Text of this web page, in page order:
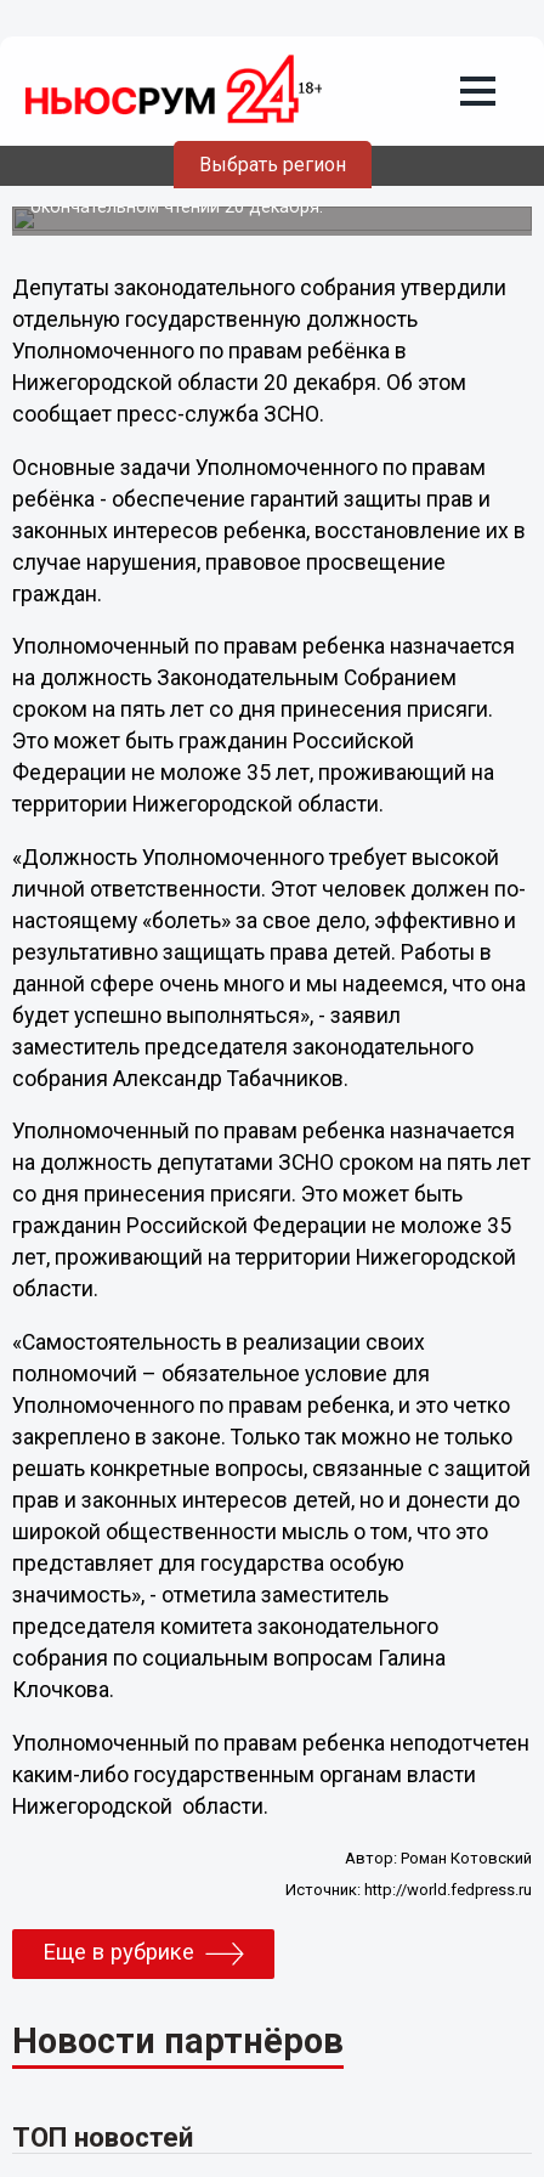
Выбрать регион
государственную должность
Уполномоченного по правам ребёнка в
Нижегородской области
Закон «Об Уполномоченном по правам ребёнка в
Нижегородской области» принят во втором
окончательном чтении 20 декабря.
Депутаты законодательного собрания утвердили
отдельную государственную должность
Уполномоченного по правам ребёнка в
Нижегородской области 20 декабря. Об этом
сообщает пресс-служба ЗСНО.
Основные задачи Уполномоченного по правам
ребёнка - обеспечение гарантий защиты прав и
законных интересов ребенка, восстановление их в
случае нарушения, правовое просвещение
граждан.
Уполномоченный по правам ребенка назначается
на должность Законодательным Собранием
сроком на пять лет со дня принесения присяги.
Это может быть гражданин Российской
Федерации не моложе 35 лет, проживающий на
территории Нижегородской области.
«Должность Уполномоченного требует высокой
личной ответственности. Этот человек должен по-
настоящему «болеть» за свое дело, эффективно и
результативно защищать права детей. Работы в
данной сфере очень много и мы надеемся, что она
будет успешно выполняться», - заявил
заместитель председателя законодательного
собрания Александр Табачников.
Уполномоченный по правам ребенка назначается
на должность депутатами ЗСНО сроком на пять лет
со дня принесения присяги. Это может быть
гражданин Российской Федерации не моложе 35
лет, проживающий на территории Нижегородской
области.
«Самостоятельность в реализации своих
полномочий – обязательное условие для
Уполномоченного по правам ребенка, и это четко
закреплено в законе. Только так можно не только
решать конкретные вопросы, связанные с защитой
прав и законных интересов детей, но и донести до
широкой общественности мысль о том, что это
представляет для государства особую
значимость», - отметила заместитель
председателя комитета законодательного
собрания по социальным вопросам Галина
Клочкова.
Уполномоченный по правам ребенка неподотчетен
каким-либо государственным органам власти
Нижегородской области.
Автор:Роман Котовский
Источник: http://world.fedpress.ru
Еще в рубрике
Новости партнёров
ТОП новостей